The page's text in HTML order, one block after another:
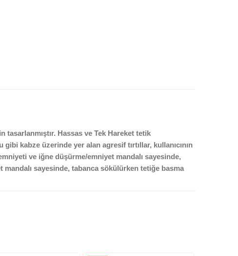
Hassas ve Tek Hareket tetik
gibi kabze üzerinde yer alan agresif tırtıllar, kullanıcının
ve iğne düşürme/emniyet mandalı sayesinde,
sayesinde, tabanca sökülürken tetiğe basma